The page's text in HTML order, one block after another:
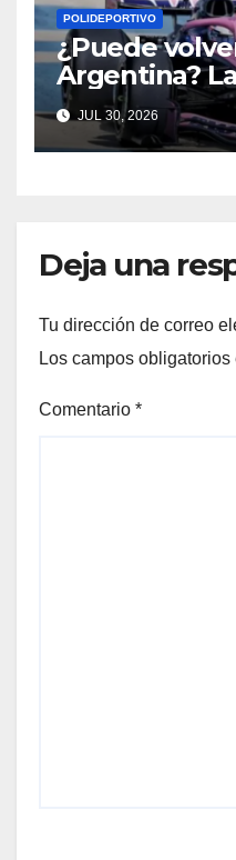
POLIDEPORTIVO
¿Puede
Argentina?
Qatar y Abu
ilusión
JUL 30, 2026
Deja una
Tu dirección de correo
Los campos
Comentario *